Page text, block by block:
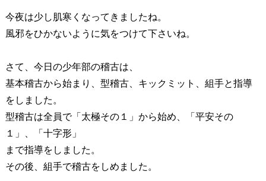
今夜は少し肌寒くなってきましたね。
風邪をひかないように気をつけて下さいね。
さて、今日の少年部の稽古は、
基本稽古から始まり、型稽古、キックミット、組手と指導
をしました。
型稽古は全員で「太極その１」から始め、「平安その
１」、「十字形」
まで指導をしました。
その後、組手で稽古をしめました。